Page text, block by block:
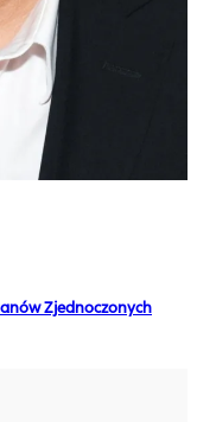
Zjednoczonych